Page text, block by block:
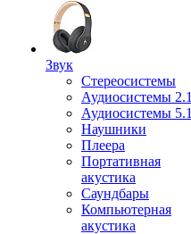
Звук
Стереосистемы
Аудиосистемы 2.1
Аудиосистемы 5.1
Наушники
Плеера
Портативная
акустика
Саундбары
Компьютерная
акустика